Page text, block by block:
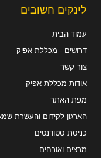
לינקים חשובים
עמוד הבית
דרושים - מכללת אפיק
צור קשר
אודות מכללת אפיק
מפת האתר
הארגון לקידום והעשרת
כניסת סטודנטים
מרצים ואורחים